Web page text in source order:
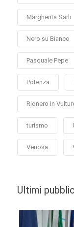
Margherita Sarli
Nero su Bianco
Pasquale Pepe
Potenza
Rionero in
turismo
Venosa
Ultimi